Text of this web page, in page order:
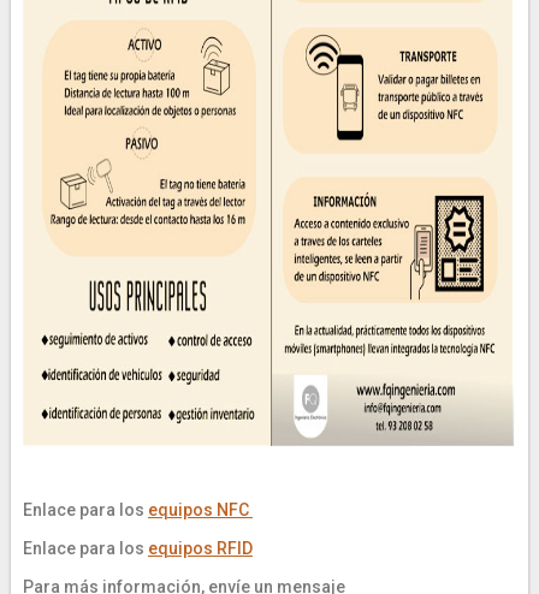
Enlace para los equipos NFC
Enlace para los equipos RFID
Para más información, envíe un mensaje